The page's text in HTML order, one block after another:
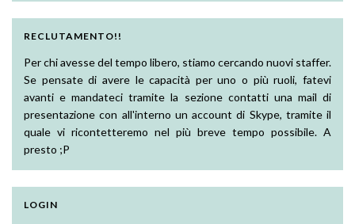
RECLUTAMENTO!!
Per chi avesse del tempo libero, stiamo cercando nuovi staffer.
Se pensate di avere le capacità per uno o più ruoli, fatevi
avanti e mandateci tramite la sezione contatti una mail di
presentazione con all'interno un account di Skype, tramite il
quale vi ricontetteremo nel più breve tempo possibile. A
presto ;P
LOGIN